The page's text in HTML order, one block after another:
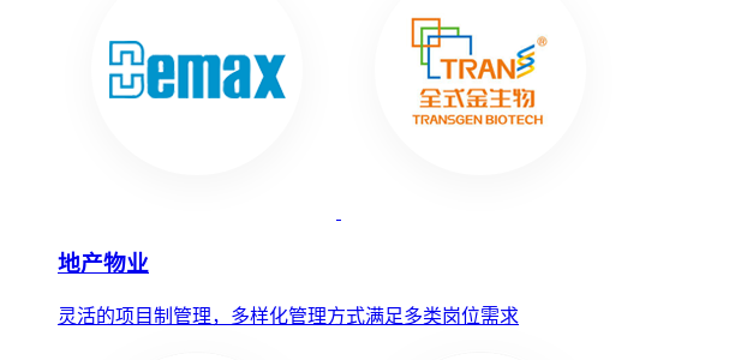
地产物业
灵活的项目制管理，多样化管理方式满足多类岗位需求